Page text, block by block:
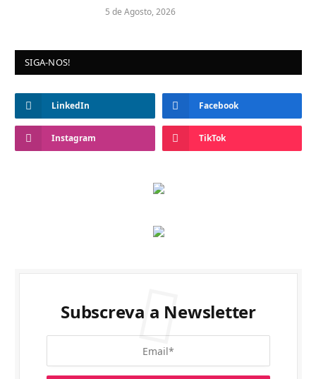
5 de Agosto, 2026
SIGA-NOS!
LinkedIn Facebook
Instagram TikTok
Subscreva a Newsletter